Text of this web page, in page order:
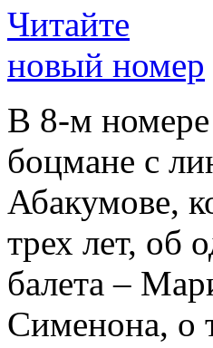
Читайте
новый номер
В 8-м номере
боцмане с
Абакумове,
трех лет, об
балета –
Сименона, о